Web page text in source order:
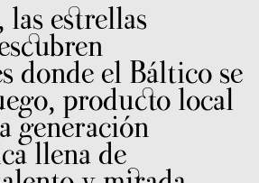
estrellas
donde el Báltico se
producto local
generación
llena de